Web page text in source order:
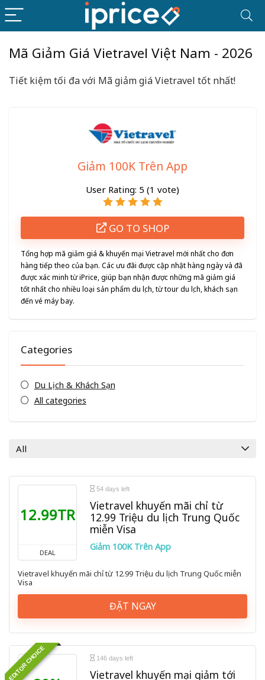
Mã Giảm Giá Vietravel Việt Nam - 2026
Tiết kiệm tối đa với Mã giảm giá Vietravel tốt nhất!
Giảm 100K Trên App
User Rating: 5 (1 vote)
GO TO SHOP
Tổng hợp mã giảm giá & khuyến mại Vietravel mới nhất cho đơn
hàng tiếp theo của bạn. Các ưu đãi được cập nhật hàng ngày và đã
được xác minh từ iPrice, giúp bạn nhận được những mã giảm giá
tốt nhất cho nhiều loại sản phẩm du lịch, từ tour du lịch, khách sạn
đến vé máy bay.
Categories
Du Lịch & Khách Sạn
All categories
All
12.99TR
DEAL
54 days left
Vietravel khuyến mãi chỉ từ
12.99 Triệu du lịch Trung Quốc
miễn Visa
Giảm 100K Trên App
Vietravel khuyến mãi chỉ từ 12.99 Triệu du lịch Trung Quốc miễn
Visa
ĐẶT NGAY
EDITOR CHOICE 146 days left
Vietravel khuyến mại giảm tới